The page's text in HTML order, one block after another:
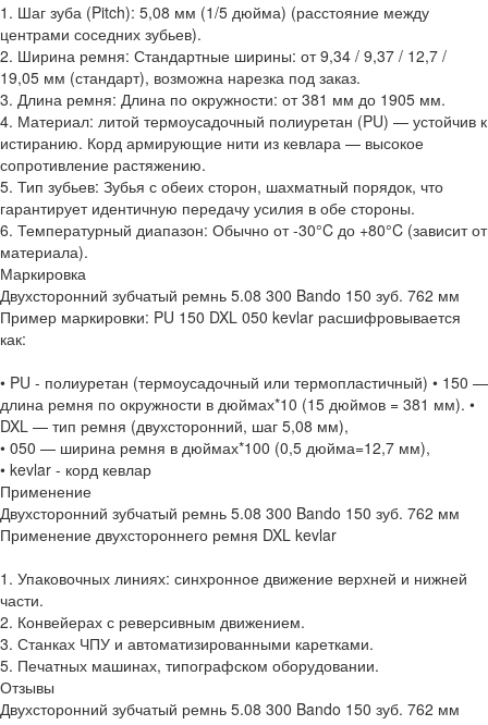
1. Шаг зуба (Pitch): 5,08 мм (1/5 дюйма) (расстояние между
центрами соседних зубьев).
2. Ширина ремня: Стандартные ширины: от 9,34 / 9,37 / 12,7 /
19,05 мм (стандарт), возможна нарезка под заказ.
3. Длина ремня: Длина по окружности: от 381 мм до 1905 мм.
4. Материал: литой термоусадочный полиуретан (PU) — устойчив к
истиранию. Корд армирующие нити из кевлара — высокое
сопротивление растяжению.
5. Тип зубьев: Зубья с обеих сторон, шахматный порядок, что
гарантирует идентичную передачу усилия в обе стороны.
6. Температурный диапазон: Обычно от -30°C до +80°C (зависит от
материала).
Маркировка
Двухсторонний зубчатый ремнь 5.08 300 Bando 150 зуб. 762 мм
Пример маркировки: PU 150 DXL 050 kevlar расшифровывается
как:
• PU - полиуретан (термоусадочный или термопластичный) • 150 —
длина ремня по окружности в дюймах*10 (15 дюймов = 381 мм). •
DXL — тип ремня (двухсторонний, шаг 5,08 мм),
• 050 — ширина ремня в дюймах*100 (0,5 дюйма=12,7 мм),
• kevlar - корд кевлар
Применение
Двухсторонний зубчатый ремнь 5.08 300 Bando 150 зуб. 762 мм
Применение двухстороннего ремня DXL kevlar
1. Упаковочных линиях: синхронное движение верхней и нижней
части.
2. Конвейерах с реверсивным движением.
3. Станках ЧПУ и автоматизированными каретками.
5. Печатных машинах, типографском оборудовании.
Отзывы
Двухсторонний зубчатый ремнь 5.08 300 Bando 150 зуб. 762 мм